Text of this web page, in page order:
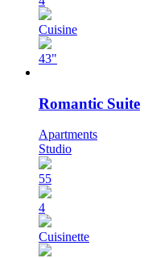
Cuisine
43"
Romantic Suite
Apartments
Studio
55
4
Cuisinette